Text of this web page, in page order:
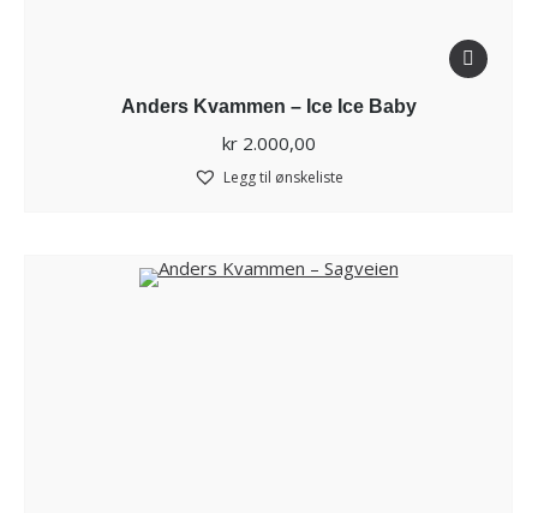
Anders Kvammen – Ice Ice Baby
kr2.000,00
Legg til ønskeliste